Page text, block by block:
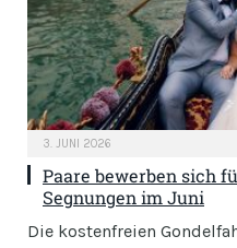
3. JUNI 2026
Paare bewerben sich
Segnungen im Juni
Die kostenfreien